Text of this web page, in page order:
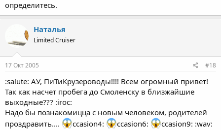
определитесь.
Наталья
Limited Cruiser
17 Окт 2005 #18
:salute: АУ, ПиТиКрузероводы!!!! Всем огромный привет!
Так как насчет пробега до Смоленску в близжайшие
выходные??? :iroc:
Надо бы познакомицца с новым человеком, родителей
проздравить....
ccasion4: ccasion6: ccasion9: :wav: